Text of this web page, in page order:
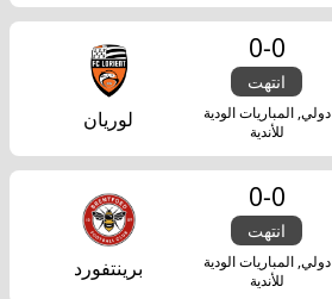
0
-
0
انتهت
دولي, المباريات الودية
للأندية
لوريان
0
-
0
انتهت
دولي, المباريات الودية
للأندية
برينتفورد